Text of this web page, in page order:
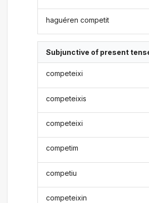
haguéren competit
Subjunctive of present
competeixi
competeixis
competeixi
competim
competiu
competeixin